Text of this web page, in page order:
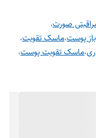
صورت،
پوست،ماسک تقویت،
،ماسک تقویت پوست،